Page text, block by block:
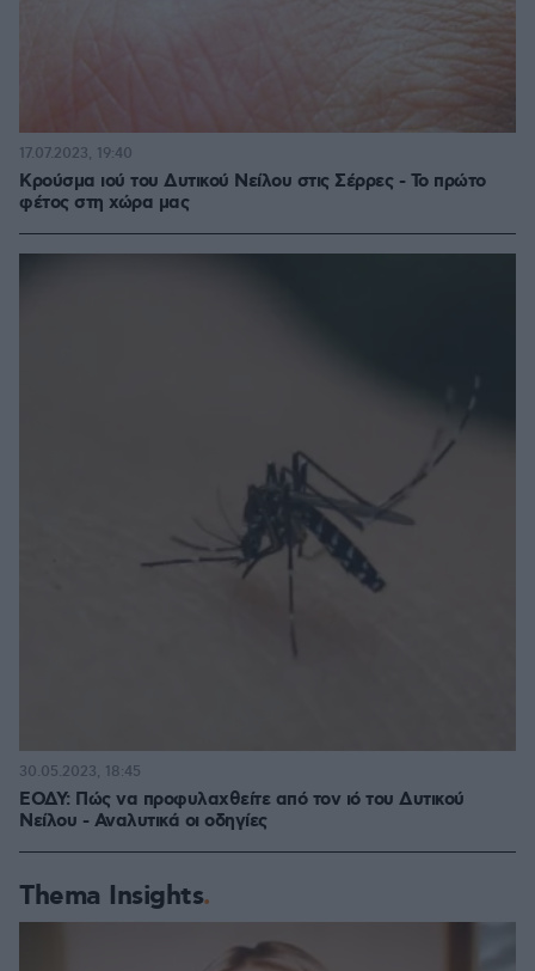
Κρούσμα ιού του Δυτικού Νείλου στις Σέρρες - Το πρώτο
φέτος στη χώρα μας
17.07.2023, 19:40
ΕΟΔΥ: Πώς να προφυλαχθείτε από τον ιό του Δυτικού
Νείλου - Αναλυτικά οι οδηγίες
30.05.2023, 18:45
Thema Insights